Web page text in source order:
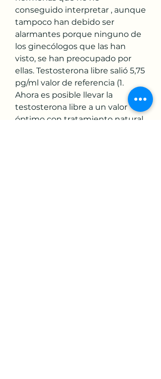
conseguido interpretar , aunque
tampoco han debido ser
alarmantes porque ninguno de
los ginecólogos que las han
visto, se han preocupado por
ellas. Testosterona libre salió 5,75
pg/ml valor de referencia (1.
Ahora es posible llevar la
testosterona libre a un valor
óptimo con tratamiento natural.